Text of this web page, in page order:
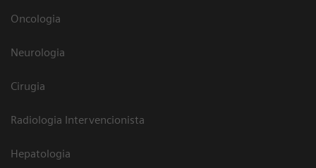
Oncologia
Neurologia
Cirugia
Radiologia Intervencionista
Hepatologia